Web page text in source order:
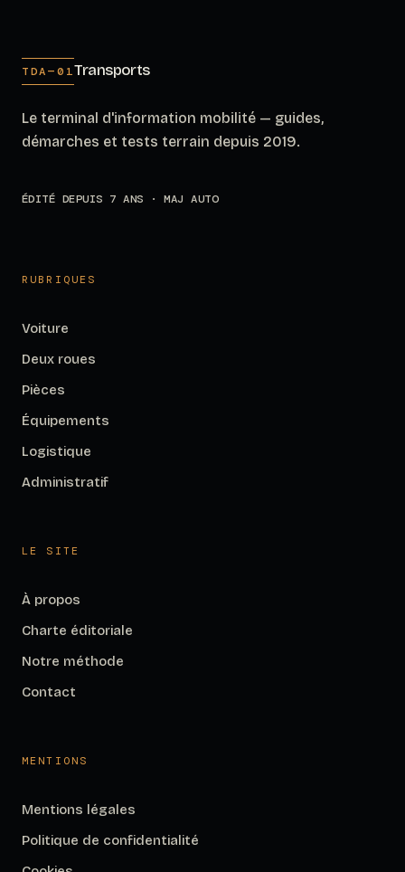
TDA—01Transports
Le terminal d'information mobilité — guides,
démarches et tests terrain depuis 2019.
ÉDITÉ DEPUIS 7 ANS · MAJ AUTO
RUBRIQUES
Voiture
Deux roues
Pièces
Équipements
Logistique
Administratif
LE SITE
À propos
Charte éditoriale
Notre méthode
Contact
MENTIONS
Mentions légales
Politique de confidentialité